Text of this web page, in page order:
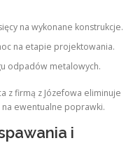
na wykonane konstrukcje.
na etapie projektowania.
odpadów metalowych.
z firmą z Józefowa eliminuje
ewentualne poprawki.
i